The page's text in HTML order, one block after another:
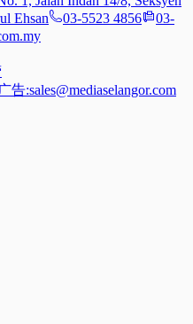
Ehsan
03-5523 4856
03-
广告:sales@mediaselangor.com